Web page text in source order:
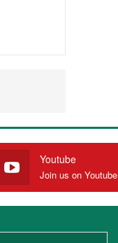
Youtube
Join us on Youtube